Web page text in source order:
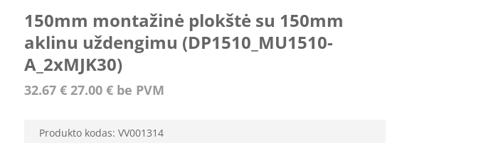
150mm montažinė plokštė su 150mm
aklinu uždengimu (DP1510_MU1510-
A_2xMJK30)
32.67 € 27.00 €be PVM
Produkto kodas: VV001314